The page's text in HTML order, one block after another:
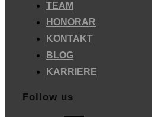
TEAM
HONORAR
KONTAKT
BLOG
KARRIERE
Follow us